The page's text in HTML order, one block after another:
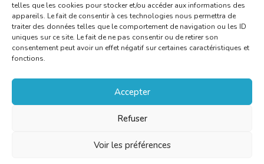
telles que les cookies pour stocker et/ou accéder aux informations des
appareils. Le fait de consentir à ces technologies nous permettra de
traiter des données telles que le comportement de navigation ou les ID
uniques sur ce site. Le fait de ne pas consentir ou de retirer son
consentement peut avoir un effet négatif sur certaines caractéristiques et
fonctions.
Accepter
Refuser
Voir les préférences